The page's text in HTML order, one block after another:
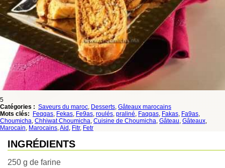
5
Catégories : Saveurs du maroc, Desserts, Gâteaux marocains
Mots clés:
Feqqas, Fekas, Fe9as, roulés, praliné, Faqqas, Fakas, Fa9as,
Choumicha, Chhiwat Choumicha, Cuisine de Choumicha, Gâteau, Gâteaux,
Marocain, Marocains,Aid , Fitr, Fetr
INGRÉDIENTS
250 g de farine